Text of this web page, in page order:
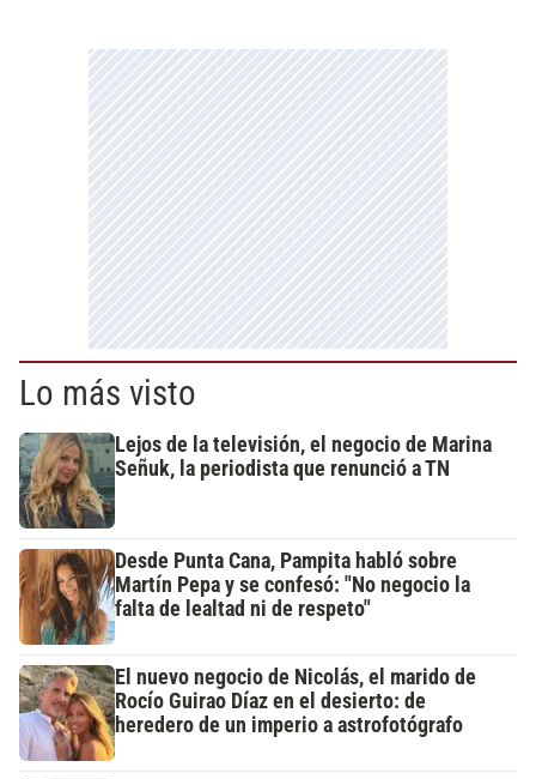
Lo más visto
Lejos de la televisión, el negocio de Marina
Señuk, la periodista que renunció a TN
Desde Punta Cana, Pampita habló sobre
Martín Pepa y se confesó: "No negocio la
falta de lealtad ni de respeto"
El nuevo negocio de Nicolás, el marido de
Rocío Guirao Díaz en el desierto: de
heredero de un imperio a astrofotógrafo